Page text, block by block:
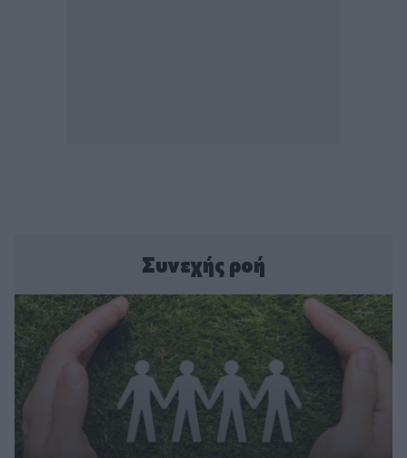
Συνεχής ροή